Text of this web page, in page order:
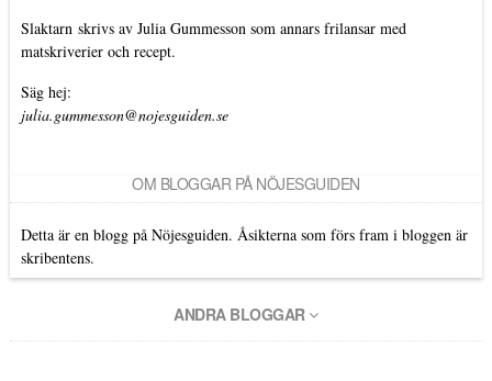
Slaktarn skrivs av Julia Gummesson som annars frilansar med
matskriverier och recept.
Säg hej:
julia.gummesson@nojesguiden.se
OM BLOGGAR PÅ NÖJESGUIDEN
Detta är en blogg på Nöjesguiden. Åsikterna som förs fram i bloggen är
skribentens.
ANDRA BLOGGAR